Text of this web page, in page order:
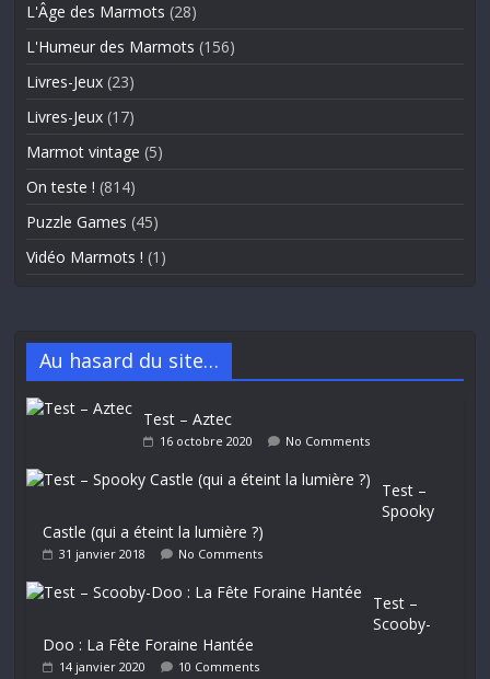
L'Âge des Marmots (28)
L'Humeur des Marmots (156)
Livres-Jeux (23)
Livres-Jeux (17)
Marmot vintage (5)
On teste ! (814)
Puzzle Games (45)
Vidéo Marmots ! (1)
Au hasard du site…
Test – Aztec
16 octobre 2020 No Comments
Test –
Spooky
Castle (qui a éteint la lumière ?)
31 janvier 2018 No Comments
Test –
Scooby-
Doo : La Fête Foraine Hantée
14 janvier 2020 10 Comments